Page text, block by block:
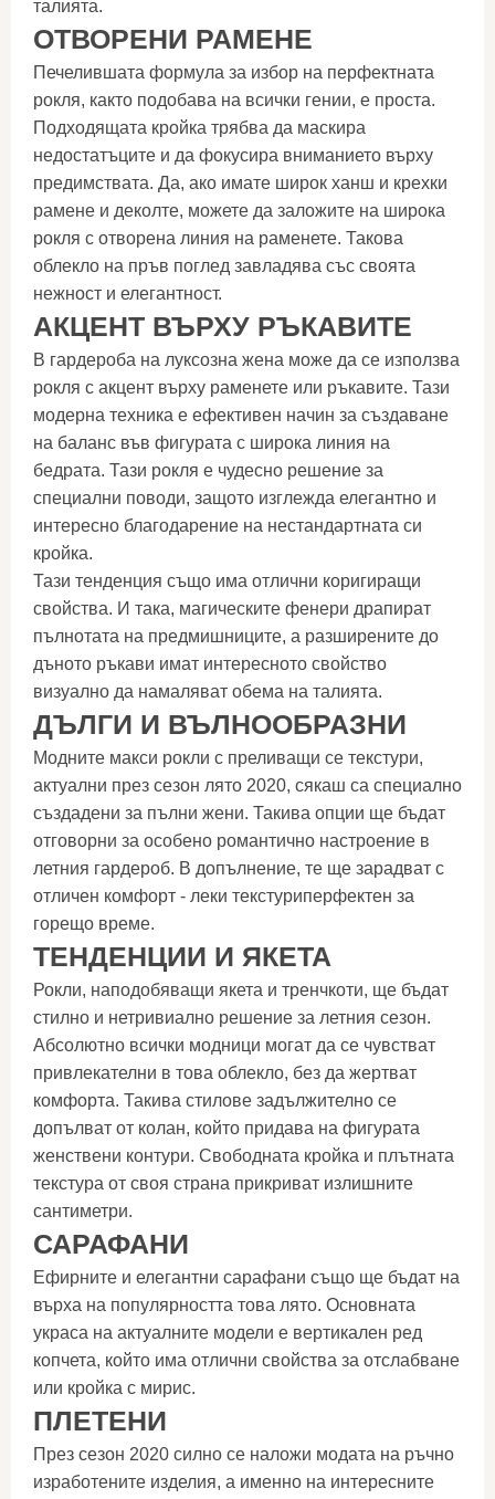
талията.
ОТВОРЕНИ РАМЕНЕ
Печелившата формула за избор на перфектната
рокля, както подобава на всички гении, е проста.
Подходящата кройка трябва да маскира
недостатъците и да фокусира вниманието върху
предимствата. Да, ако имате широк ханш и крехки
рамене и деколте, можете да заложите на широка
рокля с отворена линия на раменете. Такова
облекло на пръв поглед завладява със своята
нежност и елегантност.
АКЦЕНТ ВЪРХУ РЪКАВИТЕ
В гардероба на луксозна жена може да се използва
рокля с акцент върху раменете или ръкавите. Тази
модерна техника е ефективен начин за създаване
на баланс във фигурата с широка линия на
бедрата. Тази рокля е чудесно решение за
специални поводи, защото изглежда елегантно и
интересно благодарение на нестандартната си
кройка.
Тази тенденция също има отлични коригиращи
свойства. И така, магическите фенери драпират
пълнотата на предмишниците, а разширените до
дъното ръкави имат интересното свойство
визуално да намаляват обема на талията.
ДЪЛГИ И ВЪЛНООБРАЗНИ
Модните макси рокли с преливащи се текстури,
актуални през сезон лято 2020, сякаш са специално
създадени за пълни жени. Такива опции ще бъдат
отговорни за особено романтично настроение в
летния гардероб. В допълнение, те ще зарадват с
отличен комфорт - леки текстуриперфектен за
горещо време.
ТЕНДЕНЦИИ И ЯКЕТА
Рокли, наподобяващи якета и тренчкоти, ще бъдат
стилно и нетривиално решение за летния сезон.
Абсолютно всички модници могат да се чувстват
привлекателни в това облекло, без да жертват
комфорта. Такива стилове задължително се
допълват от колан, който придава на фигурата
женствени контури. Свободната кройка и плътната
текстура от своя страна прикриват излишните
сантиметри.
САРАФАНИ
Ефирните и елегантни сарафани също ще бъдат на
върха на популярността това лято. Основната
украса на актуалните модели е вертикален ред
копчета, който има отлични свойства за отслабване
или кройка с мирис.
ПЛЕТЕНИ
През сезон 2020 силно се наложи модата на ръчно
изработените изделия, а именно на интересните